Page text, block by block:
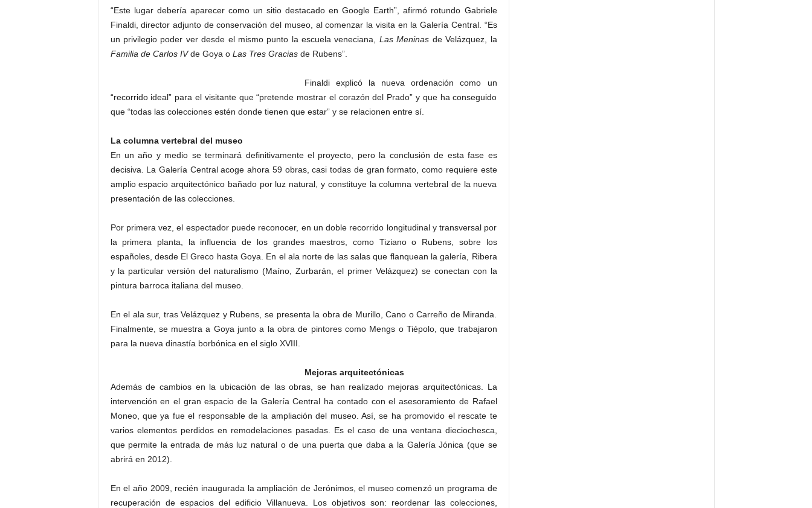
“Este lugar debería aparecer como un sitio destacado en Google Earth”, afirmó rotundo Gabriele
Finaldi, director adjunto de conservación del museo, al comenzar la visita en la Galería Central. “Es
un privilegio poder ver desde el mismo punto la escuela veneciana, Las Meninas de Velázquez, la
Familia de Carlos IVde Goya o Las Tres Graciasde Rubens”.
Finaldi explicó la nueva ordenación como un
“recorrido ideal” para el visitante que “pretende mostrar el corazón del Prado” y que ha conseguido
que “todas las colecciones estén donde tienen que estar” y se relacionen entre sí.
La columna vertebral del museo
En un año y medio se terminará definitivamente el proyecto, pero la conclusión de esta fase es
decisiva. La Galería Central acoge ahora 59 obras, casi todas de gran formato, como requiere este
amplio espacio arquitectónico bañado por luz natural, y constituye la columna vertebral de la nueva
presentación de las colecciones.
Por primera vez, el espectador puede reconocer, en un doble recorrido longitudinal y transversal por
la primera planta, la influencia de los grandes maestros, como Tiziano o Rubens, sobre los
españoles, desde El Greco hasta Goya. En el ala norte de las salas que flanquean la galería, Ribera
y la particular versión del naturalismo (Maíno, Zurbarán, el primer Velázquez) se conectan con la
pintura barroca italiana del museo.
En el ala sur, tras Velázquez y Rubens, se presenta la obra de Murillo, Cano o Carreño de Miranda.
Finalmente, se muestra a Goya junto a la obra de pintores como Mengs o Tiépolo, que trabajaron
para la nueva dinastía borbónica en el siglo XVIII.
Mejoras arquitectónicas
Además de cambios en la ubicación de las obras, se han realizado mejoras arquitectónicas. La
intervención en el gran espacio de la Galería Central ha contado con el asesoramiento de Rafael
Moneo, que ya fue el responsable de la ampliación del museo. Así, se ha promovido el rescate te
varios elementos perdidos en remodelaciones pasadas. Es el caso de una ventana dieciochesca,
que permite la entrada de más luz natural o de una puerta que daba a la Galería Jónica (que se
abrirá en 2012).
En el año 2009, recién inaugurada la ampliación de Jerónimos, el museo comenzó un programa de
recuperación de espacios del edificio Villanueva. Los objetivos son: reordenar las colecciones,